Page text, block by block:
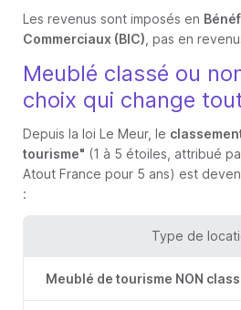
Les revenus sont imposés en
Commerciaux (BIC), pas en
Meublé classé ou
choix qui change
Depuis la loi Le Meur, le
tourisme" (1 à 5 étoiles, attribué
Atout France pour 5 ans) est
:
Type de
Meublé de tourisme NON